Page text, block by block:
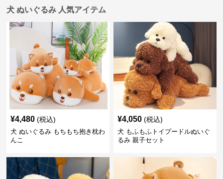
犬 ぬいぐるみ 人気アイテム
¥4,480 (税込)
犬 ぬいぐるみ もちもち抱き枕わ
んこ
¥4,050 (税込)
犬 もふもふトイプードルぬいぐ
るみ 親子セット